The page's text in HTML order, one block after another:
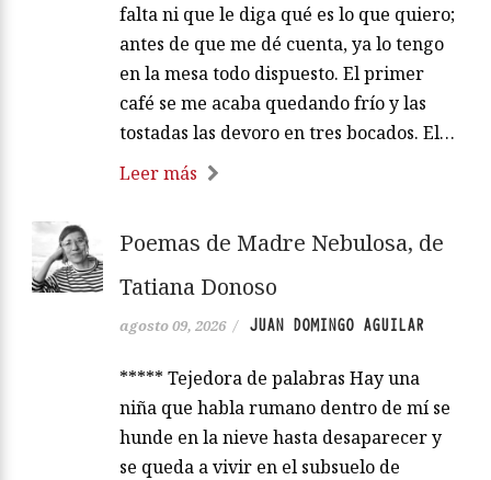
falta ni que le diga qué es lo que quiero;
antes de que me dé cuenta, ya lo tengo
en la mesa todo dispuesto. El primer
café se me acaba quedando frío y las
tostadas las devoro en tres bocados. El…
Leer más
Poemas de Madre Nebulosa, de
Tatiana Donoso
agosto 09, 2026 / JUAN DOMINGO AGUILAR
***** Tejedora de palabras Hay una
niña que habla rumano dentro de mí se
hunde en la nieve hasta desaparecer y
se queda a vivir en el subsuelo de